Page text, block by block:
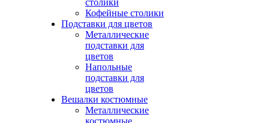
столики
Кофейные столики
Подставки для цветов
Металлические
подставки для
цветов
Напольные
подставки для
цветов
Вешалки костюмные
Металлические
костюмные